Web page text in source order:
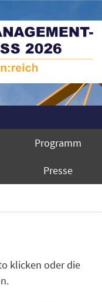
Programm
Presse
klicken oder die